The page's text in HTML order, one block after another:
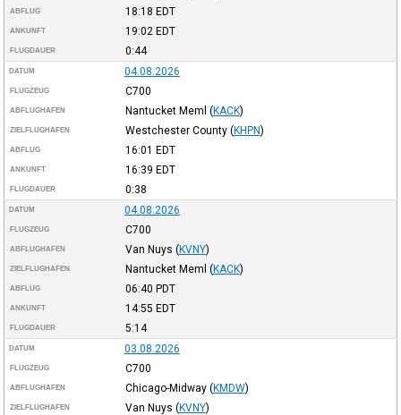
ABFLUG 18:18 EDT
ANKUNFT 19:02 EDT
FLUGDAUER 0:44
DATUM 04.08.2026
FLUGZEUG C700
ABFLUGHAFEN Nantucket Meml (KACK)
ZIELFLUGHAFEN Westchester County (KHPN)
ABFLUG 16:01 EDT
ANKUNFT 16:39 EDT
FLUGDAUER 0:38
DATUM 04.08.2026
FLUGZEUG C700
ABFLUGHAFEN Van Nuys (KVNY)
ZIELFLUGHAFEN Nantucket Meml (KACK)
ABFLUG 06:40 PDT
ANKUNFT 14:55 EDT
FLUGDAUER 5:14
DATUM 03.08.2026
FLUGZEUG C700
ABFLUGHAFEN Chicago-Midway (KMDW)
ZIELFLUGHAFEN Van Nuys (KVNY)